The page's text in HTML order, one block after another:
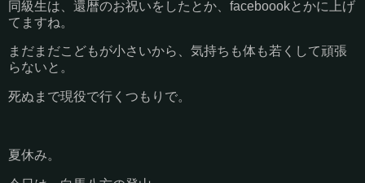
同級生は、還暦のお祝いをしたとか、faceboookとかに上げ
てますね。
まだまだこどもが小さいから、気持ちも体も若くして頑張
らないと。
死ぬまで現役で行くつもりで。
夏休み。